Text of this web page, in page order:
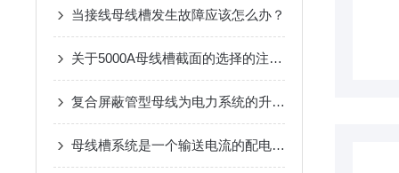
当接线母线槽发生故障应该怎么办？
关于5000A母线槽截面的选择的注意事项
复合屏蔽管型母线为电力系统的升级和改造提供了新的选择
母线槽系统是一个输送电流的配电装置